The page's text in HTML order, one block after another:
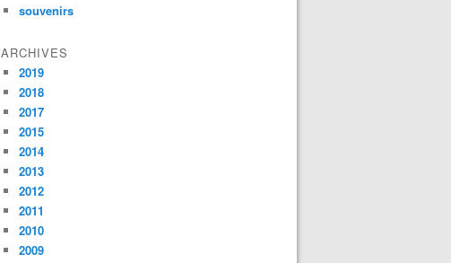
souvenirs
ARCHIVES
2019
2018
2017
2015
2014
2013
2012
2011
2010
2009